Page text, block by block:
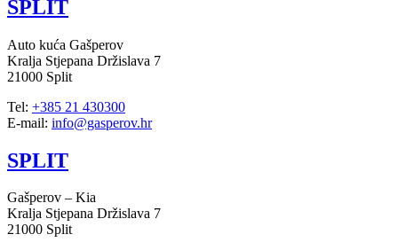
SPLIT
Auto kuća Gašperov
Kralja Stjepana Držislava 7
21000 Split
Tel: +385 21 430300
E-mail: info@gasperov.hr
SPLIT
Gašperov – Kia
Kralja Stjepana Držislava 7
21000 Split